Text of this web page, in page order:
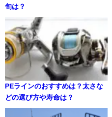
旬は？
PEラインのおすすめは？太さな
どの選び方や寿命は？